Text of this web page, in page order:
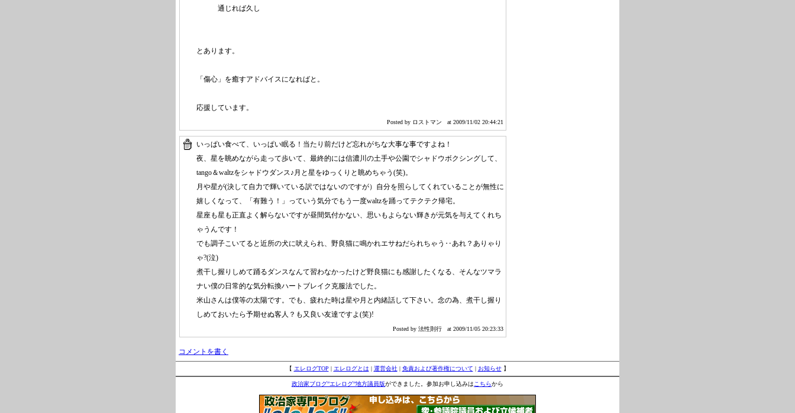
通じれば久し
とあります。
「傷心」を癒すアドバイスになればと。
応援しています。
Posted by ロストマン at 2009/11/02 20:44:21
いっぱい食べて、いっぱい眠る！当たり前だけど忘れがちな大事な事ですよね！
夜、星を眺めながら走って歩いて、最終的には信濃川の土手や公園でシャドウボクシングして、
tango＆waltzをシャドウダンス♪月と星をゆっくりと眺めちゃう(笑)。
月や星が(決して自力で輝いている訳ではないのですが）自分を照らしてくれていることが無性に
嬉しくなって、「有難う！」っていう気分でもう一度waltzを踊ってテクテク帰宅。
星座も星も正直よく解らないですが昼間気付かない、思いもよらない輝きが元気を与えてくれち
ゃうんです！
でも調子こいてると近所の犬に吠えられ、野良猫に鳴かれエサねだられちゃう‥あれ？ありゃり
ゃ?(泣)
煮干し握りしめて踊るダンスなんて習わなかったけど野良猫にも感謝したくなる、そんなツマラ
ナい僕の日常的な気分転換ハートブレイク克服法でした。
米山さんは僕等の太陽です。でも、疲れた時は星や月と内緒話して下さい。念の為、煮干し握り
しめておいたら予期せぬ客人？も又良い友達ですよ(笑)!
Posted by 法性則行 at 2009/11/05 20:23:33
コメントを書く
【 エレログTOP | エレログとは | 運営会社| 免責および著作権について | お知らせ】
政治家ブログ”エレログ”地方議員版ができました。参加お申し込みは こちらから